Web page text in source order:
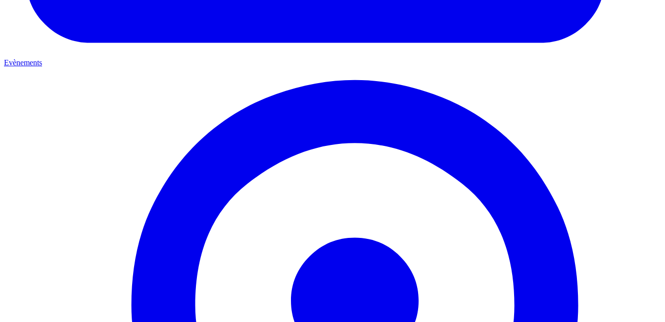
Evènements